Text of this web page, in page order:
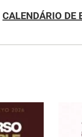
CALENDÁRIO DE